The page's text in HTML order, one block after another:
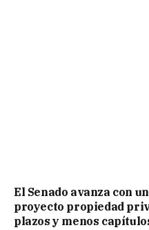
El Senado avanza con
proyecto propiedad
plazos y menos